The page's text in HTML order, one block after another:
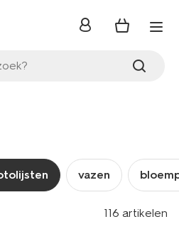
inloggen
vazen
116 artikelen